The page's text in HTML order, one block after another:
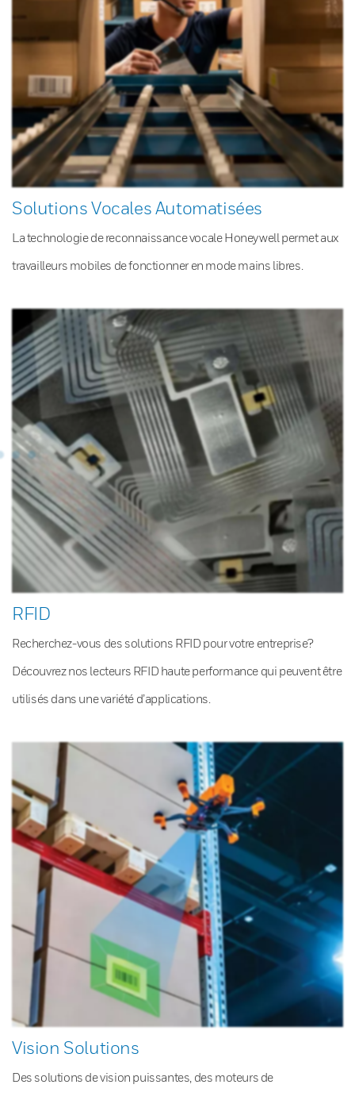
Solutions Vocales Automatisées
La technologie de reconnaissance vocale Honeywell permet aux
travailleurs mobiles de fonctionner en mode mains libres.
RFID
Recherchez-vous des solutions RFID pour votre entreprise?
Découvrez nos lecteurs RFID haute performance qui peuvent être
utilisés dans une variété d’applications.
Vision Solutions
Des solutions de vision puissantes, des moteurs de